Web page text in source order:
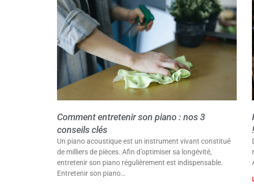
Comment entretenir son piano : nos 3
conseils clés
Un piano acoustique est un instrument vivant constitué
de milliers de pièces. Afin d’optimiser sa longévité,
entretenir son piano régulièrement est indispensable.
Entretenir son piano…
!